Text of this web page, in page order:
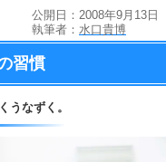
公開日：2008年9月13日
執筆者： 水口貴博
習慣
うなずく。